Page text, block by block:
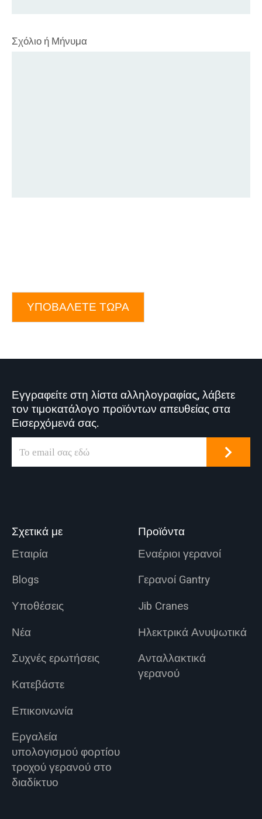
Σχόλιο ή Μήνυμα
ΥΠΟΒΆΛΕΤΕ ΤΏΡΑ
Εγγραφείτε στη λίστα αλληλογραφίας, λάβετε
τον τιμοκατάλογο προϊόντων απευθείας στα
Εισερχόμενά σας.
Σχετικά με
Εταιρία
Blogs
Υποθέσεις
Νέα
Συχνές ερωτήσεις
Κατεβάστε
Επικοινωνία
Εργαλεία
υπολογισμού φορτίου
τροχού γερανού στο
διαδίκτυο
Προϊόντα
Εναέριοι γερανοί
Γερανοί Gantry
Jib Cranes
Ηλεκτρικά Ανυψωτικά
Ανταλλακτικά
γερανού